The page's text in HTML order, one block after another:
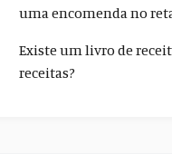
uma encomenda no
Existe um livro de
receitas?